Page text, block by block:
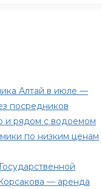
Алтай в июле —
посредников
и рядом с водоемом
по низким ценам
— аренда